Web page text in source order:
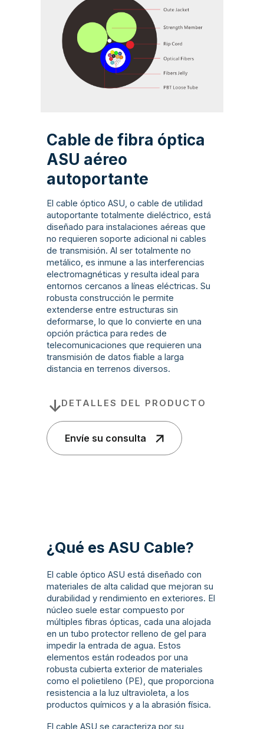
Cable de fibra óptica
ASU aéreo
autoportante
El cable óptico ASU, o cable de utilidad
autoportante totalmente dieléctrico, está
diseñado para instalaciones aéreas que
no requieren soporte adicional ni cables
de transmisión. Al ser totalmente no
metálico, es inmune a las interferencias
electromagnéticas y resulta ideal para
entornos cercanos a líneas eléctricas. Su
robusta construcción le permite
extenderse entre estructuras sin
deformarse, lo que lo convierte en una
opción práctica para redes de
telecomunicaciones que requieren una
transmisión de datos fiable a larga
distancia en terrenos diversos.
DETALLES DEL PRODUCTO
Envíe su consulta
¿Qué es ASU Cable?
El cable óptico ASU está diseñado con
materiales de alta calidad que mejoran su
durabilidad y rendimiento en exteriores. El
núcleo suele estar compuesto por
múltiples fibras ópticas, cada una alojada
en un tubo protector relleno de gel para
impedir la entrada de agua. Estos
elementos están rodeados por una
robusta cubierta exterior de materiales
como el polietileno (PE), que proporciona
resistencia a la luz ultravioleta, a los
productos químicos y a la abrasión física.